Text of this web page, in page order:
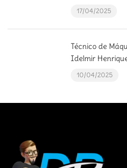
17/04/2025
Técnico de
Idelmir
10/04/2025